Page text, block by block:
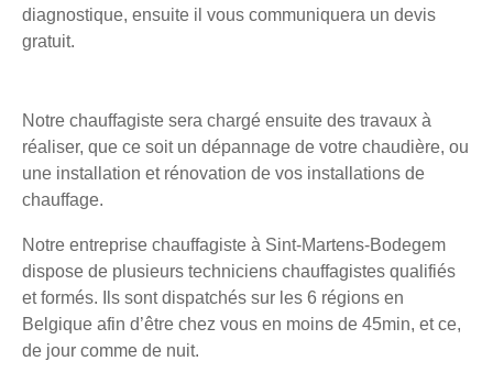
diagnostique, ensuite il vous communiquera un devis
gratuit.
Notre chauffagiste sera chargé ensuite des travaux à
réaliser, que ce soit un dépannage de votre chaudière, ou
une installation et rénovation de vos installations de
chauffage.
Notre entreprise chauffagiste à Sint-Martens-Bodegem
dispose de plusieurs techniciens chauffagistes qualifiés
et formés. Ils sont dispatchés sur les 6 régions en
Belgique afin d’être chez vous en moins de 45min, et ce,
de jour comme de nuit.